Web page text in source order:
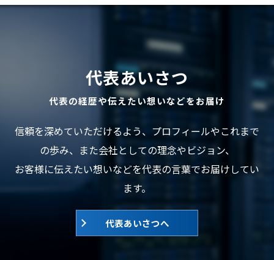
代表の経歴や伝えたい想いなどをお届け
代表あいさつ
信頼を深めていただけるよう、プロフィールやこれまで
の歩み、また会社としての理念やビジョン、
お客様に伝えたい想いなどを代表の言葉でお届けしてい
ます。
代表あいさつへ